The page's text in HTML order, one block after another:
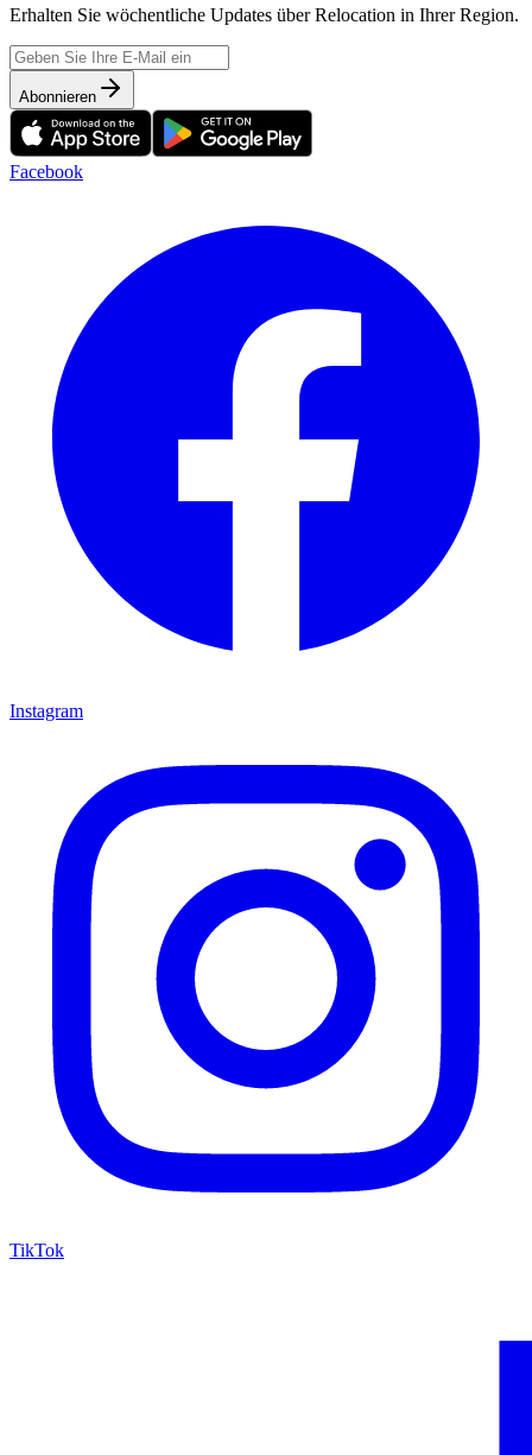
Erhalten Sie wöchentliche Updates über Relocation in Ihrer Region.
Abonnieren
Facebook
Instagram
TikTok